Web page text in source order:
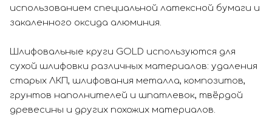
использованием специальной латексной бумаги и
закаленного оксида алюминия.
Шлифовальные круги GOLD используются для
сухой шлифовки различных материалов: удаления
старых ЛКП, шлифования металла, композитов,
грунтов наполнителей и шпатлевок, твёрдой
древесины и других похожих материалов.